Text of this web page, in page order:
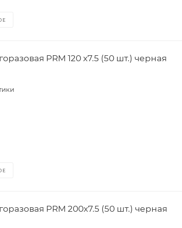
PRM 120 x7.5 (50 шт.) черная
PRM 200x7.5 (50 шт.) черная